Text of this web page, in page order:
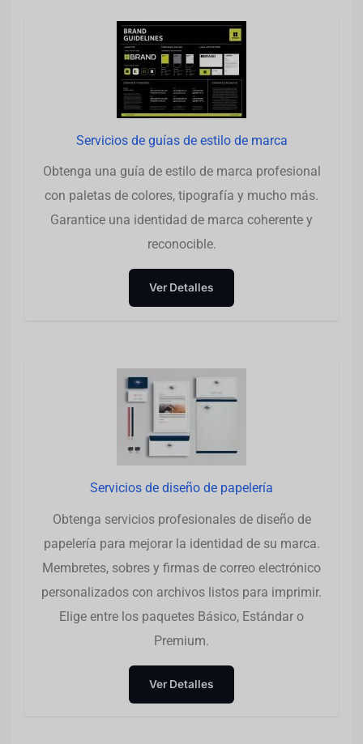
Servicios de guías de estilo de marca
Obtenga una guía de estilo de marca profesional
con paletas de colores, tipografía y mucho más.
Garantice una identidad de marca coherente y
reconocible.
Ver Detalles
Servicios de diseño de papelería
Obtenga servicios profesionales de diseño de
papelería para mejorar la identidad de su marca.
Membretes, sobres y firmas de correo electrónico
personalizados con archivos listos para imprimir.
Elige entre los paquetes Básico, Estándar o
Premium.
Ver Detalles